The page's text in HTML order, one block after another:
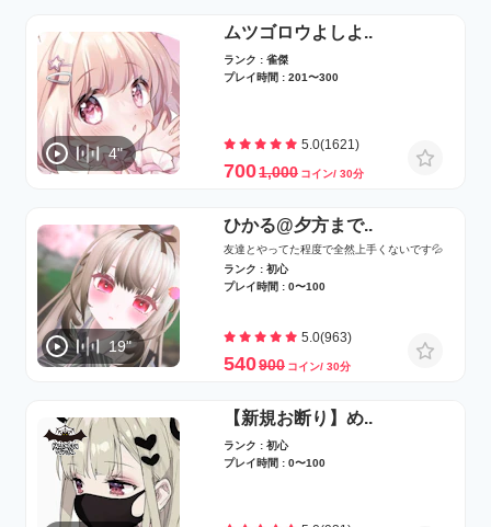
4"
ムツゴロウよしよ..
ランク : 雀傑
プレイ時間 : 201〜300
5.0(1621)
7001,000 コイン/ 30分
19"
ひかる@夕方まで..
友達とやってた程度で全然上手くないです💦
ランク : 初心
プレイ時間 : 0〜100
5.0(963)
540900 コイン/ 30分
【新規お断り】め..
ランク : 初心
プレイ時間 : 0〜100